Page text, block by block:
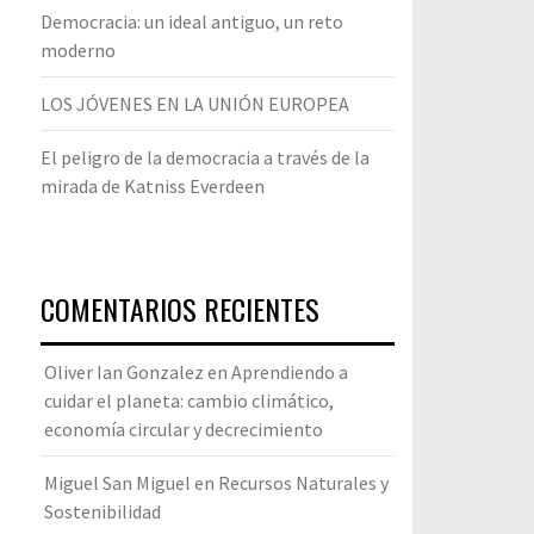
Democracia: un ideal antiguo, un reto
moderno
LOS JÓVENES EN LA UNIÓN EUROPEA
El peligro de la democracia a través de la
mirada de Katniss Everdeen
COMENTARIOS RECIENTES
Oliver Ian Gonzalez en Aprendiendo a
cuidar el planeta: cambio climático,
economía circular y decrecimiento
Miguel San Miguel en Recursos Naturales y
Sostenibilidad